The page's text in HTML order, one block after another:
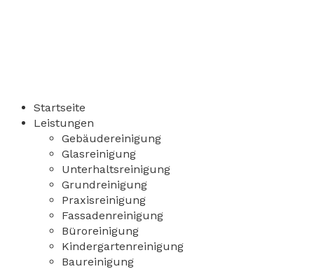
Startseite
Leistungen
Gebäudereinigung
Glasreinigung
Unterhaltsreinigung
Grundreinigung
Praxisreinigung
Fassadenreinigung
Büroreinigung
Kindergartenreinigung
Baureinigung